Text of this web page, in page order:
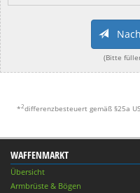
(Bitte
*2differenzbesteuert gemäß §25a
WAFFENMARKT
Übersicht
Armbrüste & Bögen